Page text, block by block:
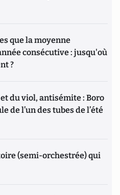
que la moyenne
consécutive : jusqu'où
?
du viol, antisémite : Boro
de l’un des tubes de l’été
(semi-orchestrée) qui